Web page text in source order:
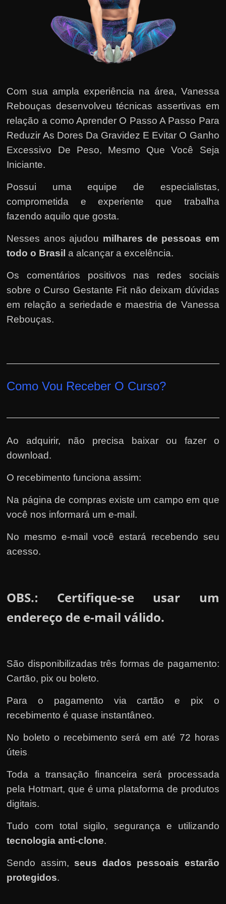
Com sua ampla experiência na área, Vanessa
Rebouças desenvolveu técnicas assertivas em
relação a como Aprender O Passo A Passo Para
Reduzir As Dores Da Gravidez E Evitar O Ganho
Excessivo De Peso, Mesmo Que Você Seja
Iniciante.
Possui uma equipe de especialistas,
comprometida e experiente que trabalha
fazendo aquilo que gosta.
Nesses anos ajudou milhares de pessoas em
todo o Brasil a alcançar a excelência.
Os comentários positivos nas redes sociais
sobre o Curso Gestante Fit não deixam dúvidas
em relação a seriedade e maestria de Vanessa
Rebouças.
Como Vou Receber O Curso?
Ao adquirir, não precisa baixar ou fazer o
download.
O recebimento funciona assim:
Na página de compras existe um campo em que
você nos informará um e-mail.
No mesmo e-mail você estará recebendo seu
acesso.
OBS.:
Certifique-se usar um
endereço de e-mail válido.
São disponibilizadas três formas de pagamento:
Cartão, pix ou boleto.
Para o pagamento via cartão e pix o
recebimento é quase instantâneo.
No boleto o recebimento será em até 72 horas
úteis.
Toda a transação financeira será processada
pela Hotmart, que é uma plataforma de produtos
digitais.
Tudo com total sigilo, segurança e utilizando
tecnologia anti-clone.
Sendo assim, seus dados pessoais estarão
protegidos.